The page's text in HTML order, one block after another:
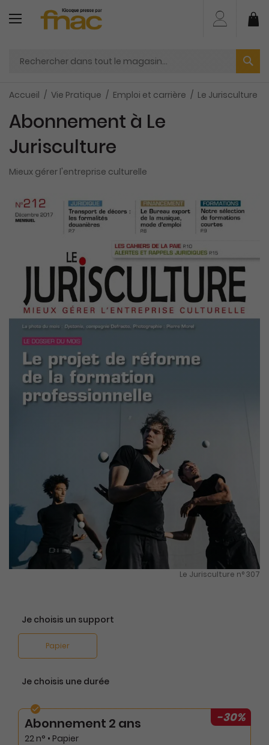
contenu
Accueil Vie Pratique Emploi et carrière Le Jurisculture
Le Jurisculture n° 307
Abonnement à Le
Jurisculture
Mieux gérer l'entreprise culturelle
Je choisis un support
Papier
Je choisis une durée
-30%
Abonnement 2 ans
22 n° • Papier